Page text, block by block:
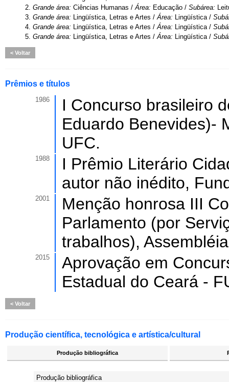
2. Grande área: Ciências Humanas /Área: Educação / Subárea:
3. Grande área: Lingüística, Letras e Artes /Área: Lingüística /
4. Grande área: Lingüística, Letras e Artes /Área: Lingüística /
5. Grande área: Lingüística, Letras e Artes /Área: Lingüística /
Voltar
Prêmios e títulos
1986
I Concurso brasileiro
Eduardo Benevides)-
UFC.
1988
I Prêmio Literário
autor não inédito,
2001
Menção honrosa III
Parlamento (por
trabalhos),
2015
Aprovação em
Estadual do Ceará -
Voltar
Produção científica, tecnológica e artística/cultural
Produção bibliográfica
Produção bibliográfica